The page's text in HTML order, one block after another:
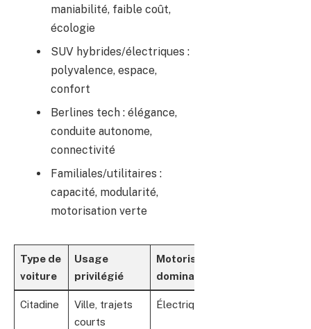
maniabilité, faible coût,
écologie
SUV hybrides/électriques :
polyvalence, espace,
confort
Berlines tech : élégance,
conduite autonome,
connectivité
Familiales/utilitaires :
capacité, modularité,
motorisation verte
Type de
voiture
Usage
privilégié
Motorisation
dominante
Citadine
Ville, trajets
courts
Électrique